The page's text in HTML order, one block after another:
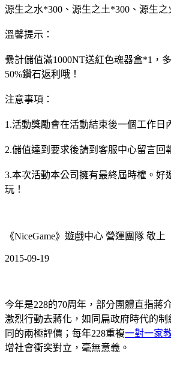
源生之水*300、源生之土*300、源生
溫馨提示：
纍計儲值滿1000NT送紅色魂器盒*1，
50%鑽石返利哦！
注意事項：
1.活動獎勵會在活動結束後一個工作日
2.儲值達到要求後請到客服中心留言回
3.本次活動本公司擁有最終屆時權。好
玩！
《NiceGame》遊戲中心 營運團隊 敬上
2015-09-19
今年是228的70周年，部分團體直指蔣
激烈行動去蔣化，如同扁政府時代的
同的兩極評價；每年228重複一對一家
增社會衝突對立，毫無意義。